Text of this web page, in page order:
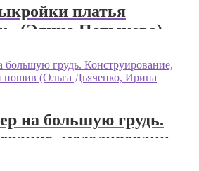
платья
(Элина Патыкова)
на большую грудь.
моделирование и
Дьяченко, Ирина